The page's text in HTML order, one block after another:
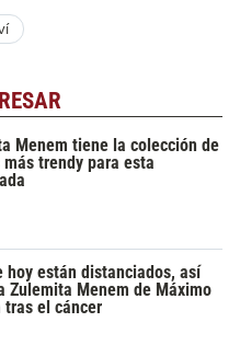
Menem tiene la colección de
trendy para esta
hoy están distanciados, así
Zulemita Menem de Máximo
tras el cáncer